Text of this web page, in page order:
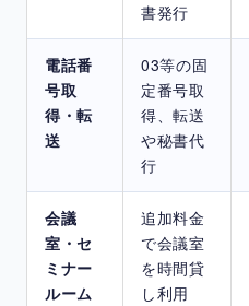
書発行
電話番
号取
得・転
送
03等の固
定番号取
得、転送
や秘書代
行
会議
室・セ
ミナー
ルーム
追加料金
で会議室
を時間貸
し利用